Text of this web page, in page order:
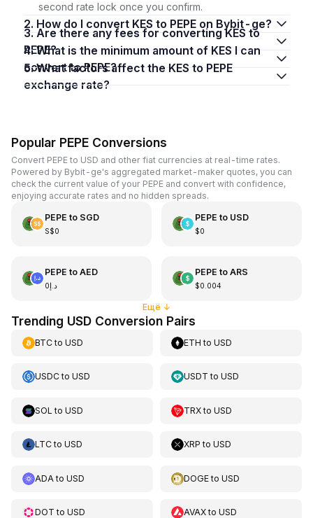
second rate lock once you confirm.
2. How do I convert KES to PEPE on Bybit-ge?
3. Are there any fees for converting KES to
PEPE?
4. What is the minimum amount of KES I can
convert to PEPE?
5. What factors affect the KES to PEPE
exchange rate?
Popular PEPE Conversions
Convert PEPE to USD and other fiat currencies at real-time rates.
Powered by Bybit-ge's aggregated market-maker quotes, you can
check the current value of your PEPE and convert with confidence,
enjoying accurate rates and no hidden spreads.
PEPE to SGD
S$0
PEPE to USD
$0
PEPE to AED
د.إ0
PEPE to ARS
$0.004
Ещё ↓
Trending USD Conversion Pairs
BTCto USD ETH toUSD
USDCto USD USDT toUSD
SOL to USD TRXtoUSD
LTCto USD XRP toUSD
ADA to USD DOGEtoUSD
DOT to USD AVAXtoUSD